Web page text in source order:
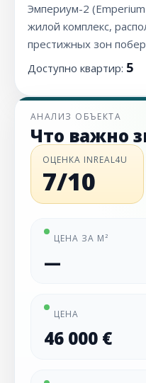
Эмпериум-2
жилой комплекс,
престижных зон
Доступно квартир: 5
АНАЛИЗ ОБЪЕКТА
Что важно
ОЦЕНКА INREAL4U
7/10
ЦЕНА ЗА М²
—
ЦЕНА
46 000 €